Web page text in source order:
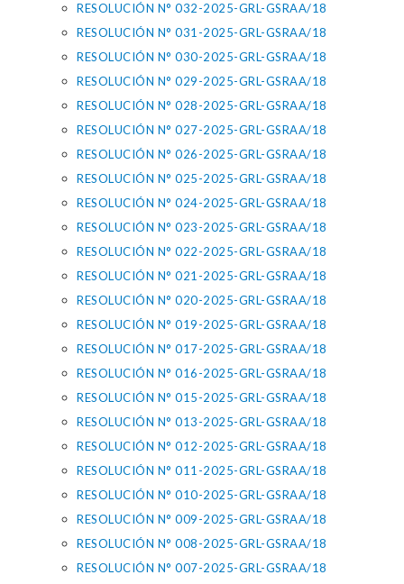
RESOLUCIÓN N° 032-2025-GRL-GSRAA/18
RESOLUCIÓN N° 031-2025-GRL-GSRAA/18
RESOLUCIÓN N° 030-2025-GRL-GSRAA/18
RESOLUCIÓN N° 029-2025-GRL-GSRAA/18
RESOLUCIÓN N° 028-2025-GRL-GSRAA/18
RESOLUCIÓN N° 027-2025-GRL-GSRAA/18
RESOLUCIÓN N° 026-2025-GRL-GSRAA/18
RESOLUCIÓN N° 025-2025-GRL-GSRAA/18
RESOLUCIÓN N° 024-2025-GRL-GSRAA/18
RESOLUCIÓN N° 023-2025-GRL-GSRAA/18
RESOLUCIÓN N° 022-2025-GRL-GSRAA/18
RESOLUCIÓN N° 021-2025-GRL-GSRAA/18
RESOLUCIÓN N° 020-2025-GRL-GSRAA/18
RESOLUCIÓN N° 019-2025-GRL-GSRAA/18
RESOLUCIÓN N° 017-2025-GRL-GSRAA/18
RESOLUCIÓN N° 016-2025-GRL-GSRAA/18
RESOLUCIÓN N° 015-2025-GRL-GSRAA/18
RESOLUCIÓN N° 013-2025-GRL-GSRAA/18
RESOLUCIÓN N° 012-2025-GRL-GSRAA/18
RESOLUCIÓN N° 011-2025-GRL-GSRAA/18
RESOLUCIÓN N° 010-2025-GRL-GSRAA/18
RESOLUCIÓN N° 009-2025-GRL-GSRAA/18
RESOLUCIÓN N° 008-2025-GRL-GSRAA/18
RESOLUCIÓN N° 007-2025-GRL-GSRAA/18